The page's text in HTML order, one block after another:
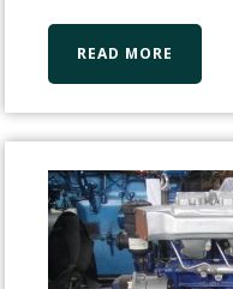
READ MORE